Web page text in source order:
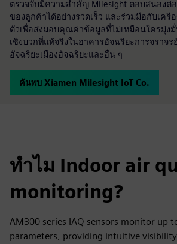
ตรวจจับมีความสำคัญ Milesight ตอบสนองต่
ของลูกค้าได้อย่างรวดเร็ว และร่วมมือกับเค
ตัวเพื่อส่งมอบคุณค่าข้อมูลที่ไม่เหมือนใครมุ่ง
เชิงบวกที่แท้จริงในอาคารอัจฉริยะการจราจ
อัจฉริยะเมืองอัจฉริยะและอื่น ๆ
ค้นพบ Xiamen Milesight IoT Co.
ทำไม Indoor air
monitoring?
AM300 series IAQ sensors monitor up
parameters, providing intuitive